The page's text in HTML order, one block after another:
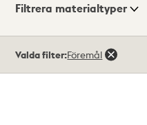
Visningsläge
Filtrera materialtyper
träffar
Valda filter:Föremål